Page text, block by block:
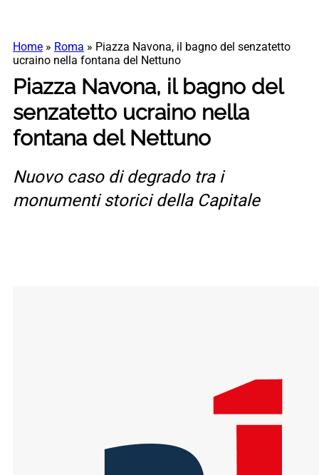
Home » Roma » Piazza Navona, il bagno del senzatetto
ucraino nella fontana del Nettuno
Piazza Navona, il bagno del
senzatetto ucraino nella
fontana del Nettuno
Nuovo caso di degrado tra i
monumenti storici della Capitale